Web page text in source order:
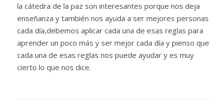
la cátedra de la paz son interesantes porque nos deja
enseñanza y también nos ayuda a ser mejores personas
cada día,debemos aplicar cada una de esas reglas para
aprender un poco más y ser mejor cada día y pienso que
cada una de esas reglas nos puede ayudar y es muy
cierto lo que nos dice.